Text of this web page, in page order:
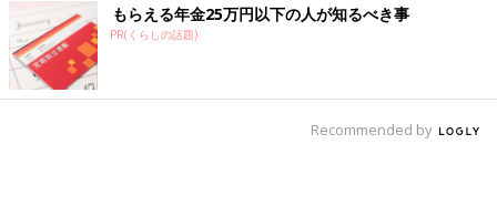
もらえる年金25万円以下の人が知るべき事
PR(くらしの話題)
Recommended by